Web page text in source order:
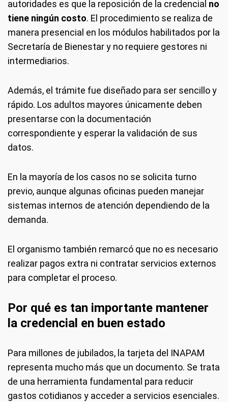
autoridades es que la reposición de la credencial no
tiene ningún costo. El procedimiento se realiza de
manera presencial en los módulos habilitados por la
Secretaría de Bienestar y no requiere gestores ni
intermediarios.
Además, el trámite fue diseñado para ser sencillo y
rápido. Los adultos mayores únicamente deben
presentarse con la documentación
correspondiente y esperar la validación de sus
datos.
En la mayoría de los casos no se solicita turno
previo, aunque algunas oficinas pueden manejar
sistemas internos de atención dependiendo de la
demanda.
El organismo también remarcó que no es necesario
realizar pagos extra ni contratar servicios externos
para completar el proceso.
Por qué es tan importante mantener
la credencial en buen estado
Para millones de jubilados, la tarjeta del INAPAM
representa mucho más que un documento. Se trata
de una herramienta fundamental para reducir
gastos cotidianos y acceder a servicios esenciales.